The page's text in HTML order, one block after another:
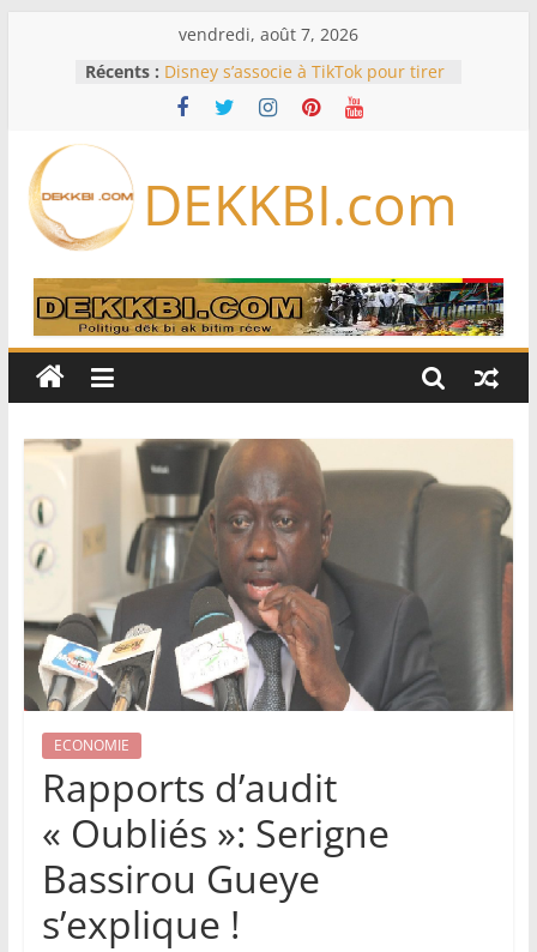
vendredi, août 7, 2026
Récents : Disney s’associe à TikTok pour tirer
davantage profit de ses univers
légendaires
génération du hip-hop sénégalais
Projet d’établissement 2026-2030 :
logiciels écrits par l’IA, dominé par
Anthropic et OpenAI
Bourse : l’Europe bat toujours des
records dans l’espoir d’un accord
DEKKBI.com
ECONOMIE
Rapports d’audit
« Oubliés »: Serigne
Bassirou Gueye
s’explique !